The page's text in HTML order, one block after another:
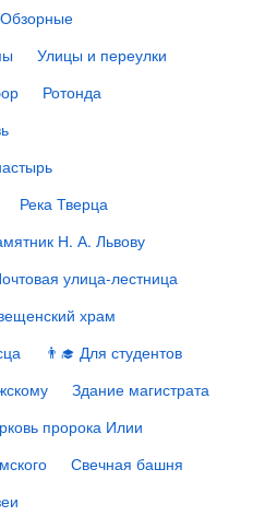
Улицы и переулки
Ротонда
Река Тверца
Н. А. Львову
улица-лестница
храм
👨‍🎓 Для студентов
Здание магистрата
пророка Илии
Свечная башня